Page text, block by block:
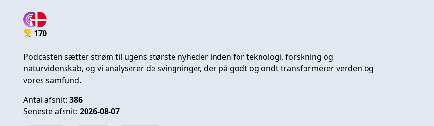
170
Podcasten sætter strøm til ugens største nyheder inden for teknologi, forskning og
naturvidenskab, og vi analyserer de svingninger, der på godt og ondt transformerer verden og
vores samfund.
Antal afsnit: 386
Seneste afsnit: 2026-08-07